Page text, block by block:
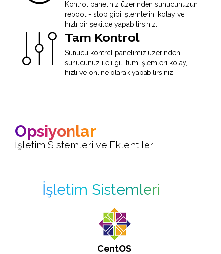
Kontrol paneliniz üzerinden sunucunuzun
reboot - stop gibi işlemlerini kolay ve
hızlı bir şekilde yapabilirsiniz.
Tam Kontrol
Sunucu kontrol panelimiz üzerinden
sunucunuz ile ilgili tüm işlemleri kolay,
hızlı ve online olarak yapabilirsiniz.
Opsiyonlar
İşletim Sistemleri ve Eklentiler
İşletim Sistemleri
CentOS